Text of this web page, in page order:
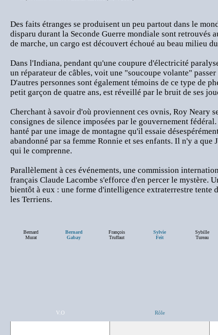
Des faits étranges se produisent un peu partout dans le
disparu durant la Seconde Guerre mondiale sont retrouvés
de marche, un cargo est découvert échoué au beau milieu
Dans l'Indiana, pendant qu'une coupure d'électricité
un réparateur de câbles, voit une "soucoupe volante"
D'autres personnes sont également témoins de ce type de
petit garçon de quatre ans, est réveillé par le bruit de ses
Cherchant à savoir d'où proviennent ces ovnis, Roy Neary
consignes de silence imposées par le gouvernement
hanté par une image de montagne qu'il essaie
abandonné par sa femme Ronnie et ses enfants. Il n'y a que
qui le comprenne.
Parallèlement à ces événements, une commission
français Claude Lacombe s'efforce d'en percer le mystère.
bientôt à eux : une forme d'intelligence extraterrestre tente
les Terriens.
Bernard
Murat
Bernard
Gabay
François
Truffaut
Sylvie
Feit
Sybille
Tureau
V.O Rôle